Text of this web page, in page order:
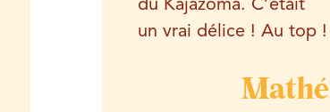
du Kajazoma. C’était
un vrai délice ! Au top !
Mathé